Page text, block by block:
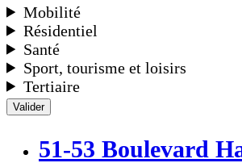
Mobilité
Résidentiel
Santé
Sport, tourisme et loisirs
Tertiaire
Valider
51-53 Boulevard